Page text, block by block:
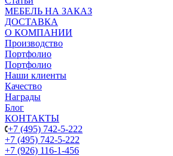
МЕБЕЛЬ НА ЗАКАЗ
ДОСТАВКА
О КОМПАНИИ
Производство
Портфолио
Портфолио
Наши клиенты
Качество
Награды
Блог
КОНТАКТЫ
+7 (495) 742-5-222
+7 (495) 742-5-222
+7 (926) 116-1-456